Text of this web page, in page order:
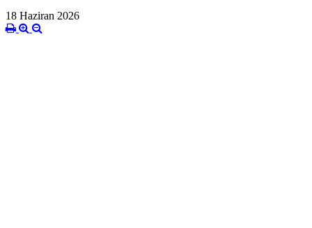
18 Haziran 2026